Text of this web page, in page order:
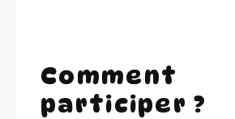
Comment
participer ?